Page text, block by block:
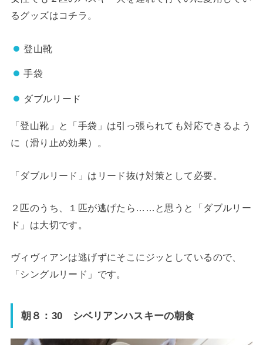
るグッズはコチラ。
登山靴
手袋
ダブルリード
「登山靴」と「手袋」は引っ張られても対応できるよう
に（滑り止め効果）。
「ダブルリード」はリード抜け対策として必要。
２匹のうち、１匹が逃げたら……と思うと「ダブルリー
ド」は大切です。
ヴィヴィアンは逃げずにそこにジッとしているので、
「シングルリード」です。
朝８：30 シベリアンハスキーの朝食